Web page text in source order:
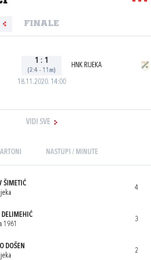
Finale
18.11.2020. 14:00
1 : 1
(2:4 - 11m)
HNK RIJEKA
VIDI SVE
NASTUPI / MINUTE
ŠIMETIĆ
4
1961
3
DOŠEN
2